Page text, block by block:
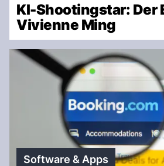
KI-Shootingstar: Der
Vivienne Ming
Software & Apps